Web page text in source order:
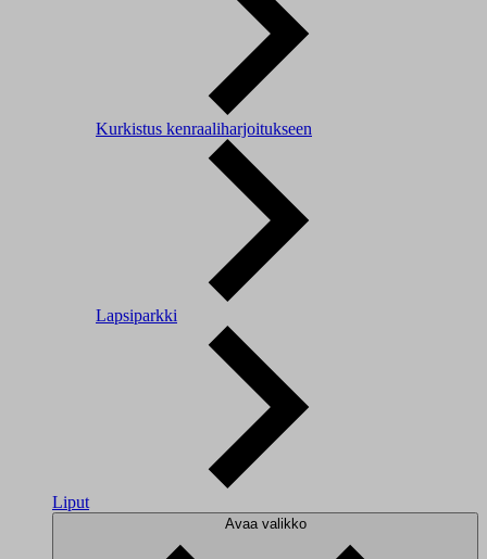
Kurkistus kenraaliharjoitukseen
Lapsiparkki
Liput
Avaa valikko